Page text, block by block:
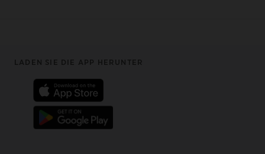
Footer
LADEN SIE DIE APP HERUNTER